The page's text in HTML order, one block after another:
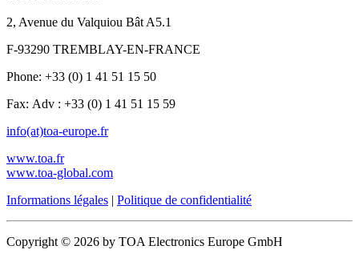
2, Avenue du Valquiou Bât A5.1
F-93290 TREMBLAY-EN-FRANCE
Phone: +33 (0) 1 41 51 15 50
Fax: Adv : +33 (0) 1 41 51 15 59
info(at)toa-europe.fr
www.toa.fr
www.toa-global.com
Informations légales | Politique de confidentialité
Copyright © 2026 by TOA Electronics Europe GmbH